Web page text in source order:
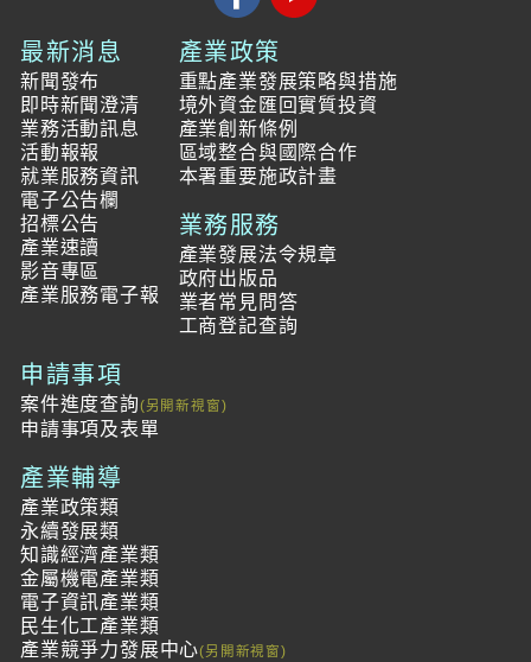
最新消息
新聞發布
即時新聞澄清
業務活動訊息
活動報報
就業服務資訊
電子公告欄
招標公告
產業速讀
影音專區
產業服務電子報
產業政策
重點產業發展策略與措施
境外資金匯回實質投資
產業創新條例
區域整合與國際合作
本署重要施政計畫
業務服務
產業發展法令規章
政府出版品
業者常見問答
工商登記查詢
申請事項
案件進度查詢
申請事項及表單
產業輔導
產業政策類
永續發展類
知識經濟產業類
金屬機電產業類
電子資訊產業類
民生化工產業類
產業競爭力發展中心